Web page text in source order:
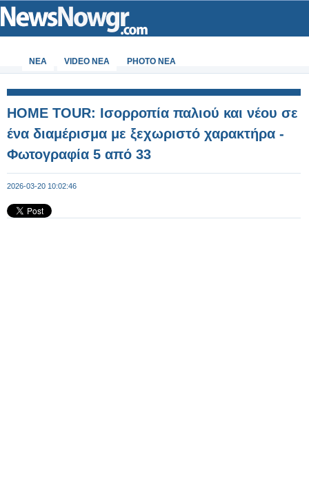
ΝΕΑ VIDEO NEA PHOTO NEA
HOME TOUR: Ισορροπία παλιού και νέου σε
ένα διαμέρισμα με ξεχωριστό χαρακτήρα -
Φωτογραφία 5 από 33
2026-03-20 10:02:46